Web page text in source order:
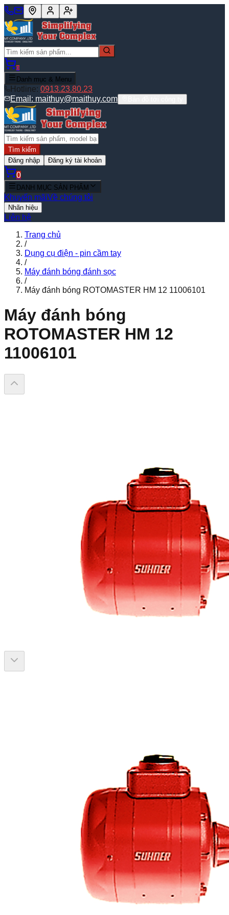
0
Danh mục & Menu
Hotline: 0913.23.80.23
Email: maithuy@maithuy.com
Tìm kiếm
Đăng nhập
Đăng ký tài khoản
0
DANH MỤC SẢN PHẨM
Khuyến mãiVề chúng tôi
Nhãn hiệu
Liên hệ
Trang chủ
/
Dụng cụ điện - pin cầm tay
/
Máy đánh bóng đánh sọc
/
Máy đánh bóng ROTOMASTER HM 12 11006101
Máy đánh bóng
ROTOMASTER HM 12
11006101